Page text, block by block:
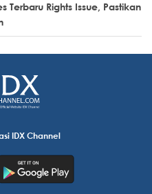
Terbaru Rights Issue, Pastikan
IDX Channel